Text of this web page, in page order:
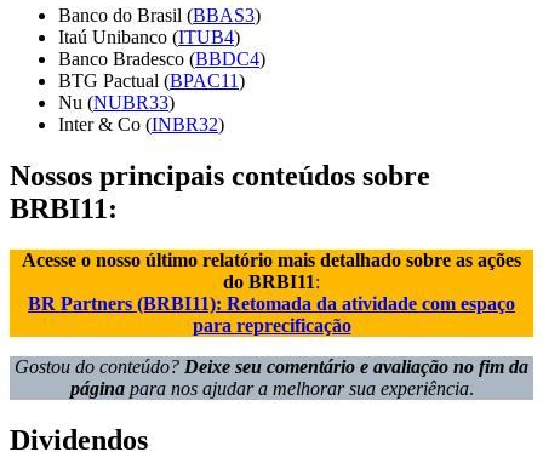
Banco do Brasil (BBAS3)
Itaú Unibanco (ITUB4)
Banco Bradesco (BBDC4)
BTG Pactual (BPAC11)
Nu (NUBR33)
Inter & Co (INBR32)
Nossos principais conteúdos sobre
BRBI11:
Acesse o nosso último relatório mais detalhado sobre as ações
do BRBI11:
BR Partners (BRBI11): Retomada da atividade com espaço
para reprecificação
Gostou do conteúdo? Deixe seu comentário e avaliação no fim da
páginapara nos ajudar a melhorar sua experiência.
Dividendos